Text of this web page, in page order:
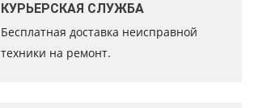
КУРЬЕРСКАЯ СЛУЖБА
Бесплатная доставка неисправной
техники на ремонт.